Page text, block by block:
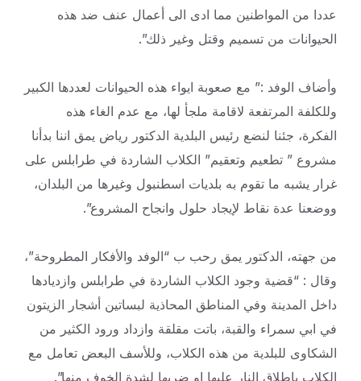
عددا من المواطنين مما ادى الى أعمال عنف ضد هذه
الحيوانات من تسميم وقتل وغير ذلك”.
وأضاف الوفد :” مع صعوبة ايواء هذه الحيوانات لعددها الكبير
وللكلفة المرتفعة لاقامة ملجأ لها، مع عدم الغاء هذه
الفكرة، جئنا لنضع رئيس البلدية الدكتور رياض يمق اننا بدأنا
مشروع ” تطعيم وتعقيم” الكلاب الشاردة في طرابلس على
غرار يشبه ما تقوم به بلديات اسطنبول وغيرها من البلدان،
ووضعنا عدة نقاط لإيجاد حلول وانجاح المشروع”.
من جهته، الدكتور يمق رحب ب “الوفد والأفكار المطروحة”،
وقال : “قضية وجود الكلاب الشاردة في طرابلس وازديادها
داخل المدينة وفي المناطق المحاذية لبساتين أشجار الزيتون
في ابي سمراء والقبة، باتت مقلقة وازداد ورود الكثير من
الشكاوى للبلدية من هذه الكلاب، وللأسف البعض تعامل مع
الكلاب بإطلاق النار عليها او ضربها لشدة الخوف منها”.